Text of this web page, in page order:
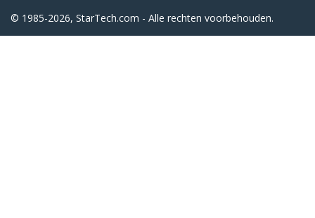
© 1985-2026, StarTech.com - Alle rechten voorbehouden.